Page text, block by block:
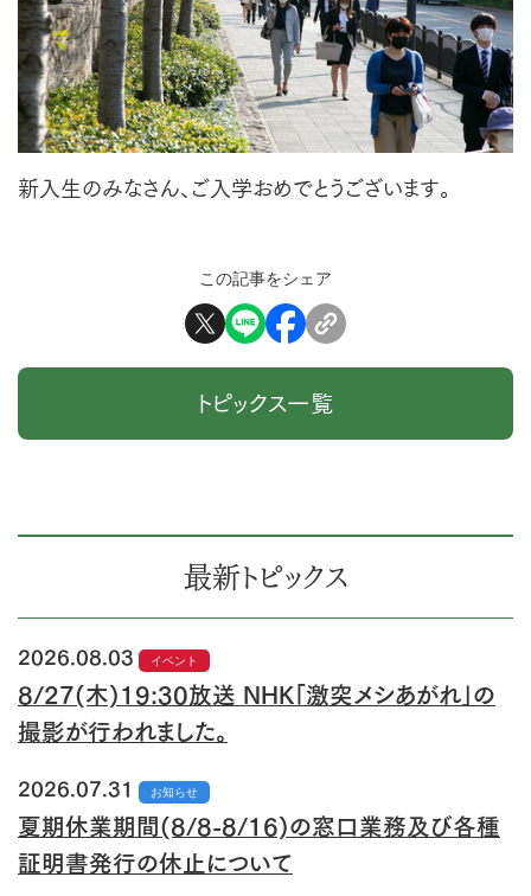
新入生のみなさん、ご入学おめでとうございます。
この記事をシェア
トピックス一覧
最新トピックス
2026.08.03 イベント
8/27(木)19:30放送 NHK「激突メシあがれ」の
撮影が行われました。
2026.07.31 お知らせ
夏期休業期間(8/8-8/16)の窓口業務及び各種
証明書発行の休止について